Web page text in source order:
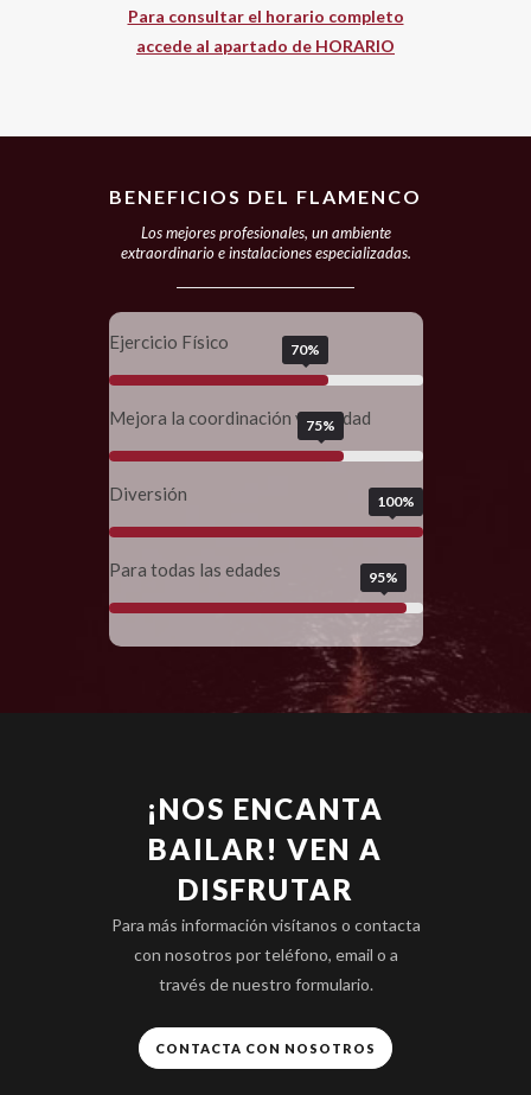
Para consultar el horario completo
accede al apartado de HORARIO
BENEFICIOS DEL FLAMENCO
Los mejores profesionales, un ambiente
extraordinario e instalaciones especializadas.
Ejercicio Físico 70%
Mejora la coordinación y agilidad
75%
Diversión 100%
Para todas las edades 95%
¡NOS ENCANTA
BAILAR! VEN A
DISFRUTAR
Para más información visítanos o contacta
con nosotros por teléfono, email o a
través de nuestro formulario.
CONTACTA CON NOSOTROS